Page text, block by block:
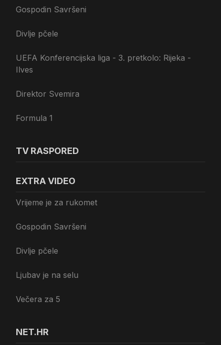
Gospodin Savršeni
Divlje pčele
UEFA Konferencijska liga - 3. pretkolo: Rijeka -
Ilves
Direktor Svemira
Formula 1
TV RASPORED
EXTRA VIDEO
Vrijeme je za rukomet
Gospodin Savršeni
Divlje pčele
Ljubav je na selu
Večera za 5
NET.HR